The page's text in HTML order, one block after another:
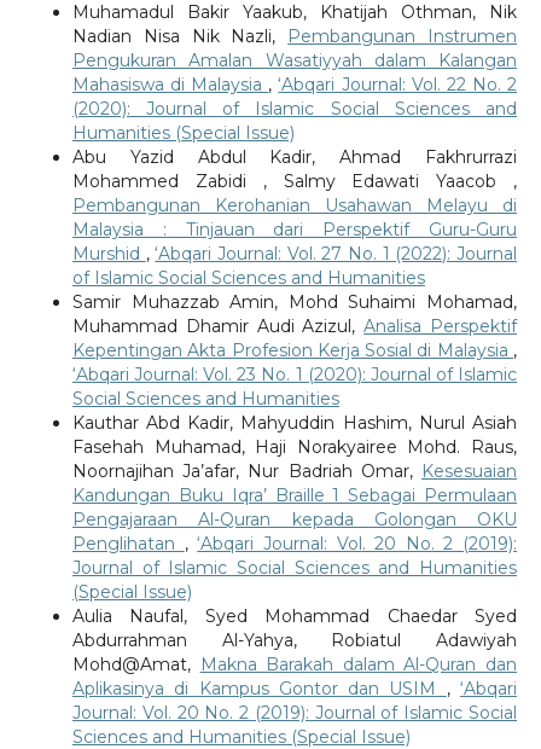
Muhamadul Bakir Yaakub, Khatijah Othman, Nik
Nadian Nisa Nik Nazli, Pembangunan Instrumen
Pengukuran Amalan Wasatiyyah dalam Kalangan
Mahasiswa di Malaysia ,‘Abqari Journal: Vol. 22 No. 2
(2020): Journal of Islamic Social Sciences and
Humanities (Special Issue)
Abu Yazid Abdul Kadir, Ahmad Fakhrurrazi
Mohammed Zabidi , Salmy Edawati Yaacob ,
Pembangunan Kerohanian Usahawan Melayu di
Malaysia : Tinjauan dari Perspektif Guru-Guru
Murshid ,‘Abqari Journal: Vol. 27 No. 1 (2022): Journal
of Islamic Social Sciences and Humanities
Samir Muhazzab Amin, Mohd Suhaimi Mohamad,
Muhammad Dhamir Audi Azizul,Analisa Perspektif
Kepentingan Akta Profesion Kerja Sosial di Malaysia ,
‘Abqari Journal: Vol. 23 No. 1 (2020): Journal of Islamic
Social Sciences and Humanities
Kauthar Abd Kadir, Mahyuddin Hashim, Nurul Asiah
Fasehah Muhamad, Haji Norakyairee Mohd. Raus,
Noornajihan Ja’afar, Nur Badriah Omar, Kesesuaian
Kandungan Buku Iqra’ Braille 1 Sebagai Permulaan
Pengajaraan Al-Quran kepada Golongan OKU
Penglihatan ,‘Abqari Journal: Vol. 20 No. 2 (2019):
Journal of Islamic Social Sciences and Humanities
(Special Issue)
Aulia Naufal, Syed Mohammad Chaedar Syed
Abdurrahman Al-Yahya, Robiatul Adawiyah
Mohd@Amat, Makna Barakah dalam Al-Quran dan
Aplikasinya di Kampus Gontor dan USIM ,‘Abqari
Journal: Vol. 20 No. 2 (2019): Journal of Islamic Social
Sciences and Humanities (Special Issue)